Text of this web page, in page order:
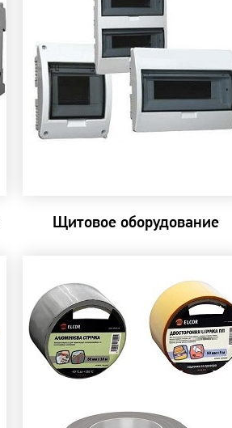
Щитовое оборудование